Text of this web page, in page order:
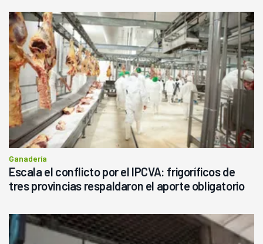
Ganadería
Escala el conflicto por el IPCVA: frigoríficos de
tres provincias respaldaron el aporte obligatorio